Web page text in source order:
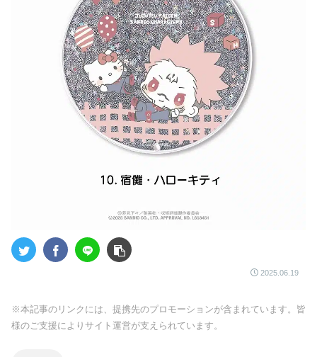
2025.06.19
※本記事のリンクには、提携先のプロモーションが含まれています。皆
様のご支援によりサイト運営が支えられています。